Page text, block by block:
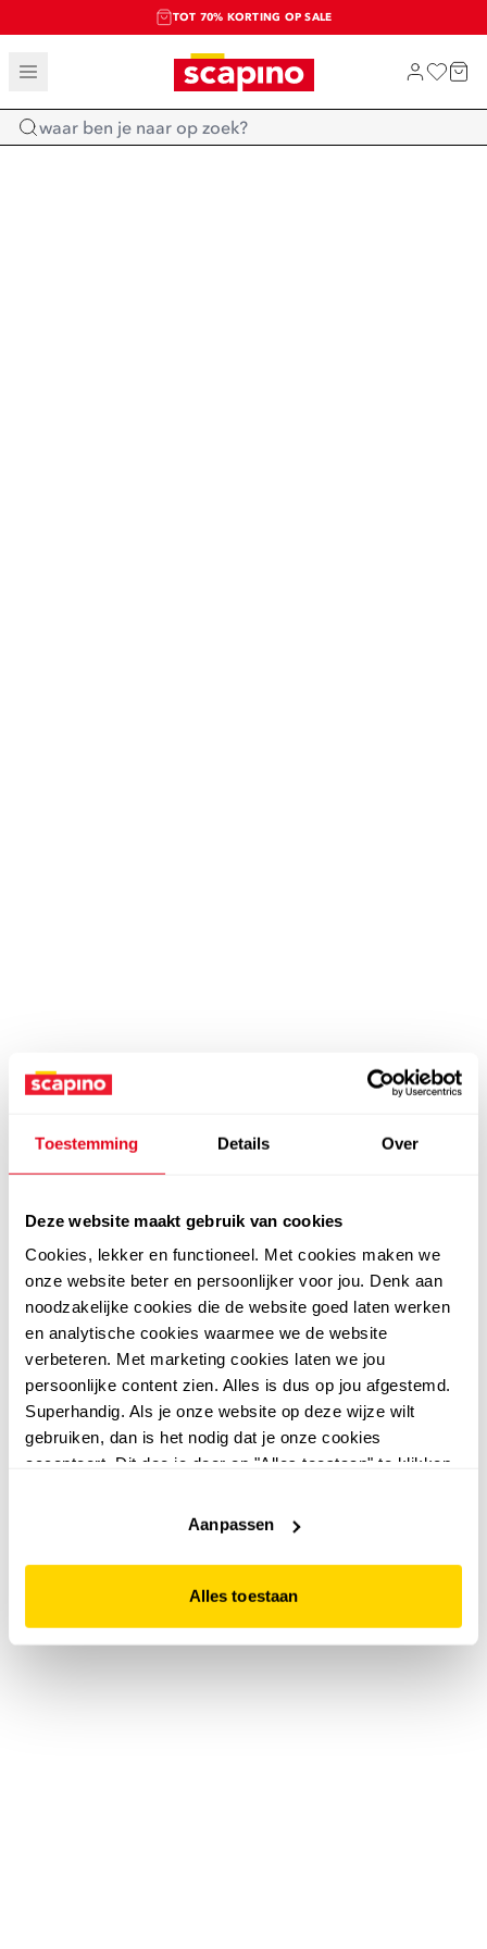
Toestemming Details Over
Deze website maakt gebruik van cookies
Cookies, lekker en functioneel. Met cookies maken we
onze website beter en persoonlijker voor jou. Denk aan
noodzakelijke cookies die de website goed laten werken
en analytische cookies waarmee we de website
verbeteren. Met marketing cookies laten we jou
persoonlijke content zien. Alles is dus op jou afgestemd.
Superhandig. Als je onze website op deze wijze wilt
gebruiken, dan is het nodig dat je onze cookies
accepteert. Dit doe je door op "Alles toestaan" te klikken.
website niet optimaal functioneert.
Aanpassen
Alles toestaan
TOT 70% KORTING OP SALE
SALE: LAATSTE KANS!
SHOP NIEUW
Home